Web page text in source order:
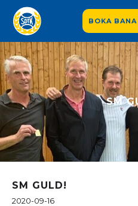
BOKA
SM
SM GULD!
2020-09-16